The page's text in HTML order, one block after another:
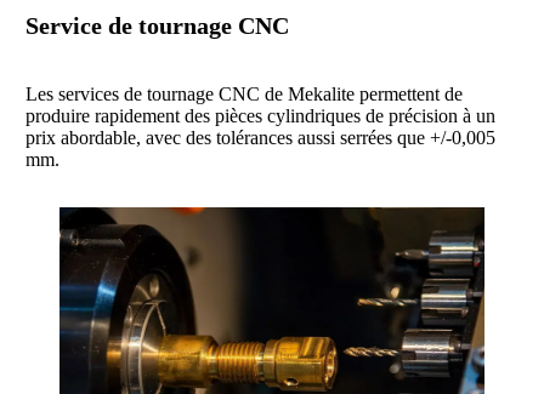
Service de tournage CNC
Les services de tournage CNC de Mekalite permettent de
produire rapidement des pièces cylindriques de précision à un
prix abordable, avec des tolérances aussi serrées que +/-0,005
mm.